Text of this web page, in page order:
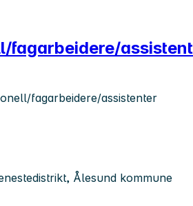
fagarbeidere/assistent
fagarbeidere/assistenter
Ålesund kommune